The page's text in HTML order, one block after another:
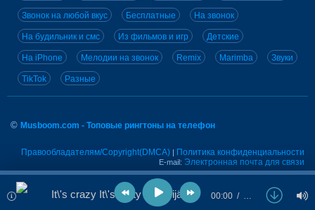
Звонок на любой вкус Бесплатные На звонок
На будильник и смс Из фильмов и игр Детские
На iPhone Мелодии на звонок Remix Marimba Звуки
TikTok Разные
© Musboom.com - Топовые рингтоны на телефон
Правообладателям/Copyright(DMCA) | Политика конфиденциальности
E-mail: Электронная почта для связи
It\'s crazy It\'s party - Käärijä feat. Tommy Cash 00:00 …